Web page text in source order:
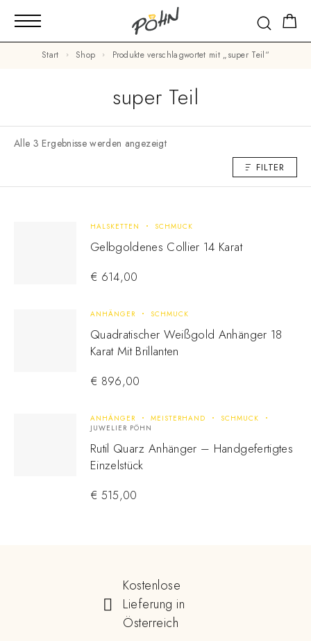
Start Shop Produkte verschlagwortet mit „super Teil“
super Teil
Alle 3 Ergebnisse werden angezeigt
FILTER
HALSKETTEN SCHMUCK
Gelbgoldenes Collier 14 Karat
€ 614,00
ANHÄNGER SCHMUCK
Quadratischer Weißgold Anhänger 18
Karat Mit Brillanten
€ 896,00
ANHÄNGER MEISTERHAND
SCHMUCK
JUWELIER PÖHN
Rutil Quarz Anhänger – Handgefertigtes
Einzelstück
€ 515,00
Kostenlose
Lieferung in
Österreich